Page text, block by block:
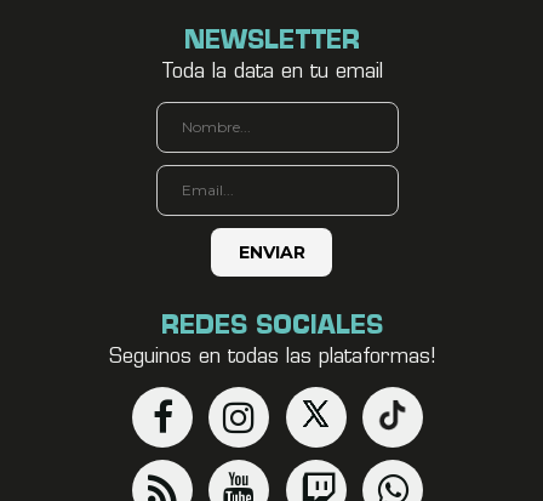
NEWSLETTER
Toda la data en tu email
REDES SOCIALES
Seguinos en todas las plataformas!